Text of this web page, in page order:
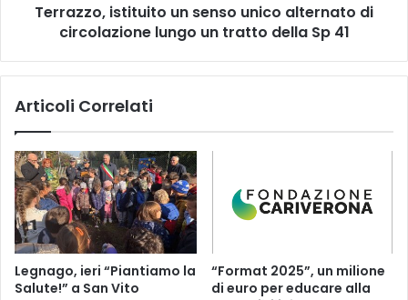
Terrazzo, istituito un senso unico alternato di
circolazione lungo un tratto della Sp 41
Articoli Correlati
Legnago, ieri “Piantiamo la
Salute!” a San Vito
“Format 2025”, un milione
di euro per educare alla